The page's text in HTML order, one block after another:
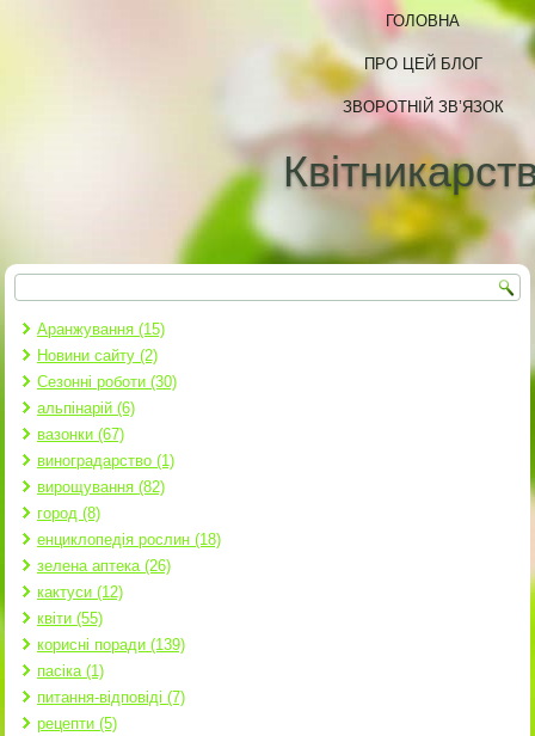
ГОЛОВНА
ПРО ЦЕЙ БЛОГ
ЗВОРОТНІЙ ЗВ’ЯЗОК
Пошукова форма
Пошук
Аранжування (15)
Новини сайту (2)
Сезонні роботи (30)
альпінарій (6)
вазонки (67)
виноградарство (1)
вирощування (82)
город (8)
енциклопедія рослин (18)
зелена аптека (26)
кактуси (12)
квіти (55)
корисні поради (139)
пасіка (1)
питання-відповіді (7)
рецепти (5)